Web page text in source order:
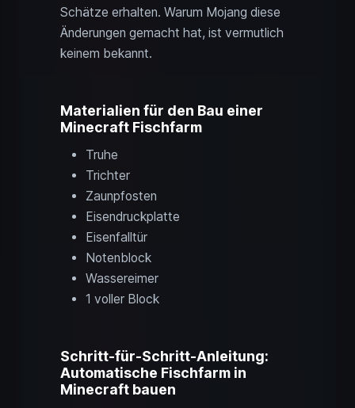
Schätze erhalten. Warum Mojang diese
Änderungen gemacht hat, ist vermutlich
keinem bekannt.
Materialien für den Bau einer
Minecraft Fischfarm
Truhe
Trichter
Zaunpfosten
Eisendruckplatte
Eisenfalltür
Notenblock
Wassereimer
1 voller Block
Schritt-für-Schritt-Anleitung:
Automatische Fischfarm in
Minecraft bauen